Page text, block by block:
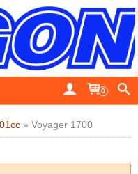
0
» Voyager 1700